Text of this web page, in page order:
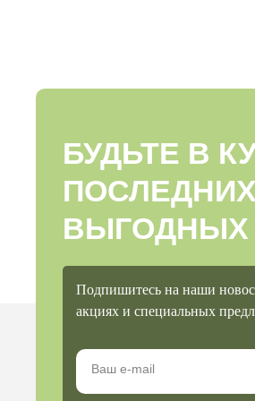
БУДЬТЕ В
ВЫГОДНЫХ
Подпишитесь на наши
акциях и специальных